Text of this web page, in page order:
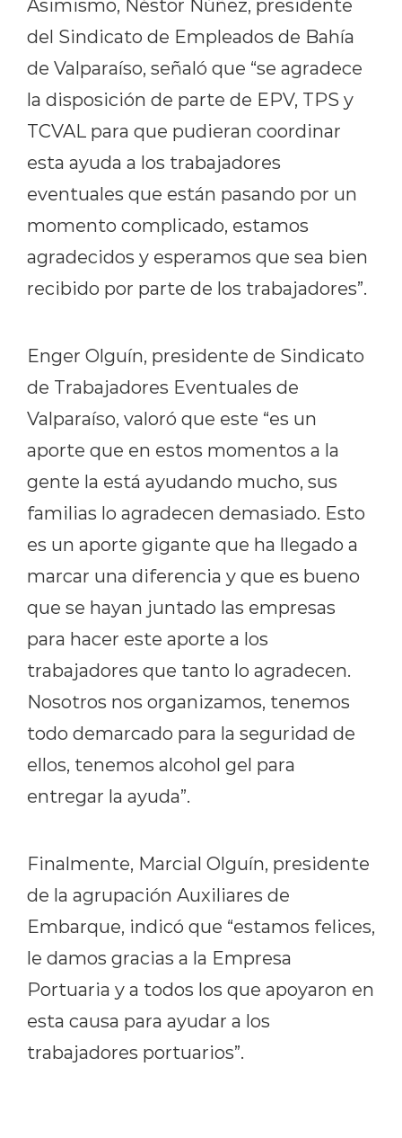
del Sindicato de Empleados de Bahía
de Valparaíso, señaló que “se agradece
la disposición de parte de EPV, TPS y
TCVAL para que pudieran coordinar
esta ayuda a los trabajadores
eventuales que están pasando por un
momento complicado, estamos
agradecidos y esperamos que sea bien
recibido por parte de los trabajadores”.
Enger Olguín, presidente de Sindicato
de Trabajadores Eventuales de
Valparaíso, valoró que este “es un
aporte que en estos momentos a la
gente la está ayudando mucho, sus
familias lo agradecen demasiado. Esto
es un aporte gigante que ha llegado a
marcar una diferencia y que es bueno
que se hayan juntado las empresas
para hacer este aporte a los
trabajadores que tanto lo agradecen.
Nosotros nos organizamos, tenemos
todo demarcado para la seguridad de
ellos, tenemos alcohol gel para
entregar la ayuda”.
Finalmente, Marcial Olguín, presidente
de la agrupación Auxiliares de
Embarque, indicó que “estamos felices,
le damos gracias a la Empresa
Portuaria y a todos los que apoyaron en
esta causa para ayudar a los
trabajadores portuarios”.